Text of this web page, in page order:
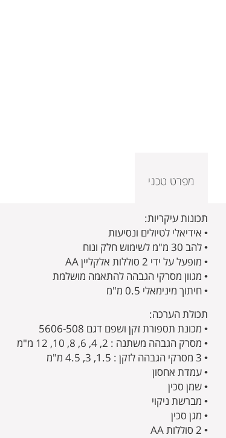
מפרט טכני
תכונות עיקריות:
• אידיאלי לטיולים ונסיעות
• להב 30 מ"מ לשימוש חלק ונוח
• מופעל על ידי 2 סוללות אלקליין AA
• מגוון מסרקי הגבהה להתאמה מושלמת
• חיתוך מינימאלי 0.5 מ"מ
תכולת הערכה:
• מכונת תספורת זקן ושפם דגם 5606-508
• מסרק הגבהה משתנה : 2, 4, 6, 8, 10, 12 מ"מ
• 3 מסרקי הגבהה לזקן : 1.5, 3, 4.5 מ"מ
• עמדת אחסון
• שמן סכין
• מברשת ניקוי
• מגן סכין
• 2 סוללות AA